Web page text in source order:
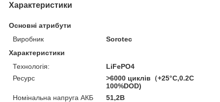
Характеристики
Основні атрибути
Виробник
Sorotec
Характеристики
Технологія:
LiFePO4
Ресурс
>6000 циклів（+25°C,0.2C
100%DOD)
Номінальна напруга АКБ
51,2В